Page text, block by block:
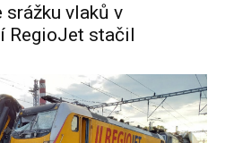
srážku vlaků v
RegioJet stačil